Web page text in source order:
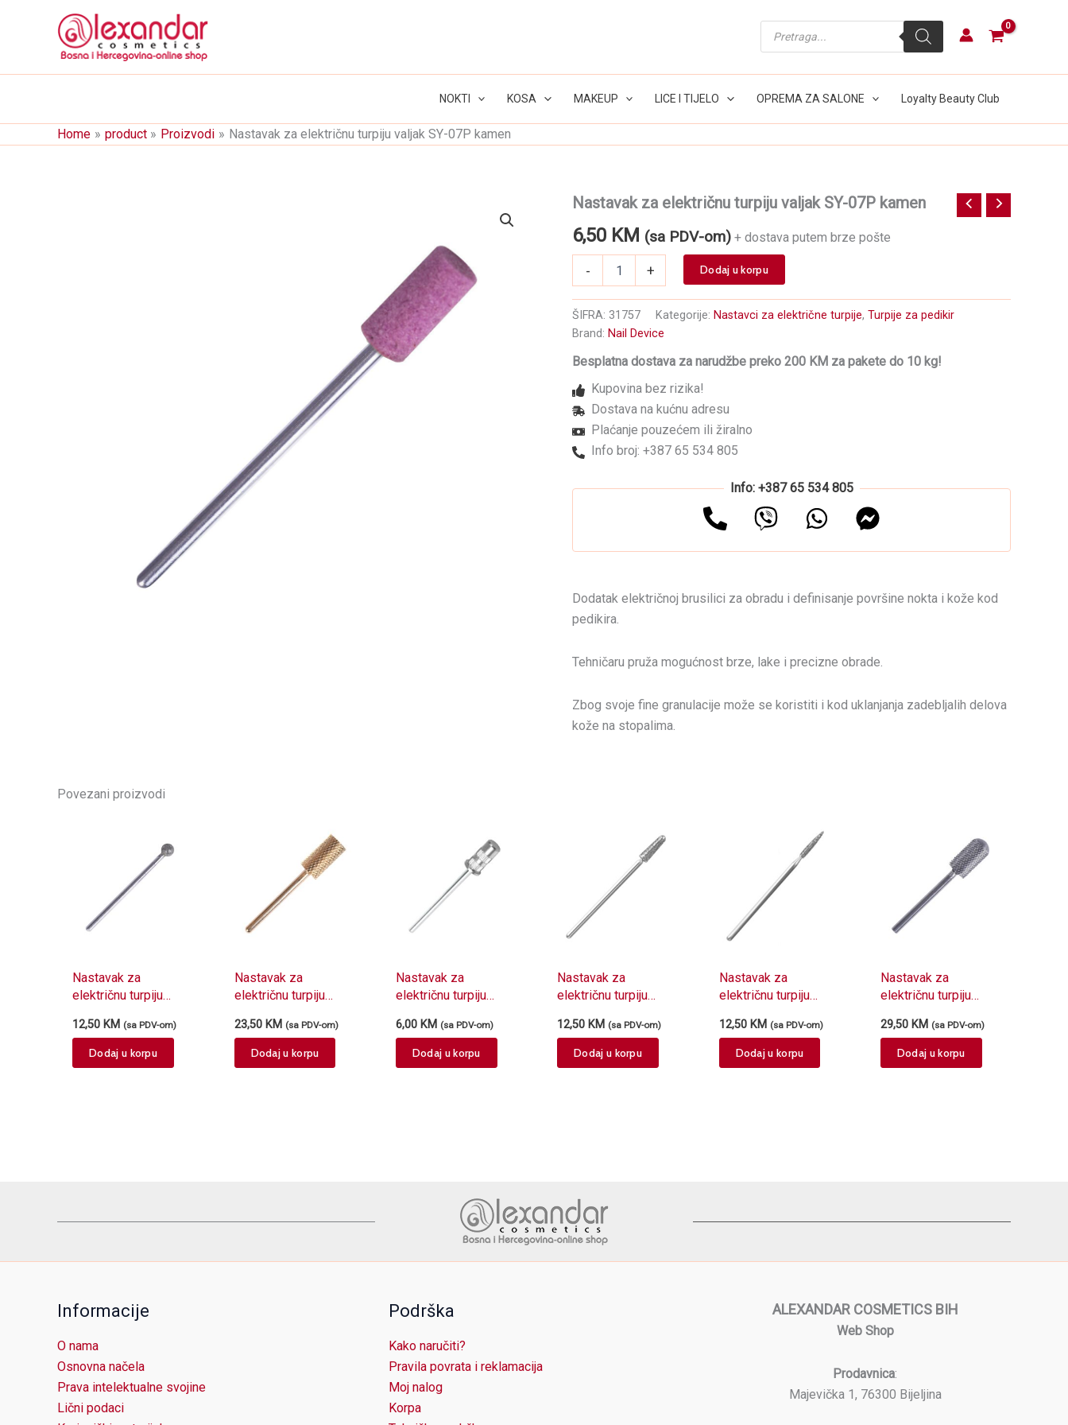
search
NOKTI KOSA MAKEUP LICE I TIJELO OPREMA ZA SALONE Loyalty Beauty Club
Home product Proizvodi Nastavak za električnu turpiju valjak SY-07P kamen
Nastavak za električnu turpiju valjak SY-07P kamen
6,50 KM (sa PDV-om) + dostava putem brze pošte
-
turpiju
valjak
SY-
07P
količina
+ Dodaj u korpu
ŠIFRA: 31757 Kategorije: Nastavci za električne turpije, Turpije za pedikir
Brand: Nail Device
Besplatna dostava za narudžbe preko 200 KM za pakete do 10 kg!
Kupovina bez rizika!
Dostava na kućnu adresu
Plaćanje pouzećem ili žiralno
Info broj: +387 65 534 805
Info: +387 65 534 805
Dodatak električnoj brusilici za obradu i definisanje površine nokta i kože kod
pedikira.
Tehničaru pruža mogućnost brze, lake i precizne obrade.
Zbog svoje fine granulacije može se koristiti i kod uklanjanja zadebljalih delova
kože na stopalima.
Povezani proizvodi
Nastavak za
električnu turpiju
kuglica
12,50 KM (sa PDV-om)
Dodaj u korpu
Nastavak za
električnu turpiju
srednje grub
23,50 KM (sa PDV-om)
Dodaj u korpu
Nastavak za
električnu turpiju
prsten turpije SJ-20
6,00 KM (sa PDV-om)
Dodaj u korpu
Nastavak za
električnu turpiju
L033100D
12,50 KM (sa PDV-om)
Dodaj u korpu
Nastavak za
električnu turpiju
H018105D plamen
12,50 KM (sa PDV-om)
Dodaj u korpu
Nastavak za
električnu turpiju
fini
29,50 KM (sa PDV-om)
Dodaj u korpu
Informacije
O nama
Osnovna načela
Prava intelektualne svojine
Lični podaci
Podrška
Kako naručiti?
Pravila povrata i reklamacija
Moj nalog
Korpa
ALEXANDAR COSMETICS BIH
Web Shop
Prodavnica:
Majevička 1, 76300 Bijeljina
SY-
kamen